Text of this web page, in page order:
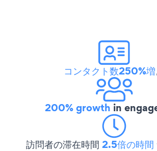
コンタクト数250%増
200% growth in
訪問者の滞在時間 2.5倍の時間